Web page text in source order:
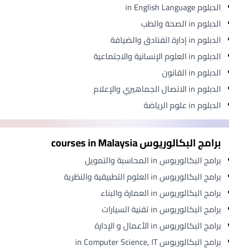
الدبلوم in English Language
الدبلوم in الصحة والطب
الدبلوم in إدارة الفنادق والضيافة
الدبلوم in العلوم الإنسانية والاجتماعية
الدبلوم in القانون
الدبلوم in الاتصال الجماهيري والإعلام
الدبلوم in علوم الرياضة
برامج البكالوريوس courses in Malaysia
برامج البكالوريوس in المحاسبة والتمويل
برامج البكالوريوس in العلوم التطبيقية والنظرية
برامج البكالوريوس in العمارة والبناء
برامج البكالوريوس in تقنية السيارات
برامج البكالوريوس in الأعمال و الإدارة
برامج البكالوريوس in Computer Science, IT